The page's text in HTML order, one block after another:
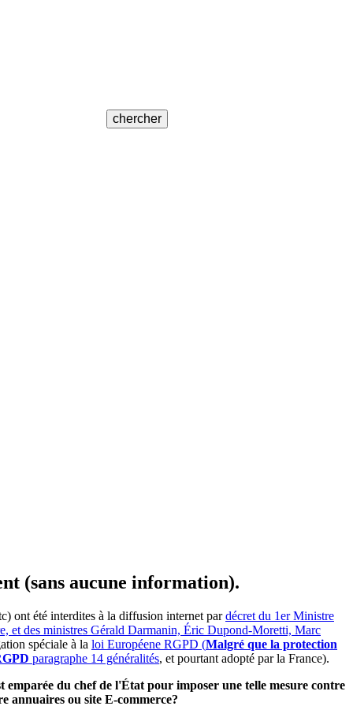
(sans aucune information).
ont été interdites à la diffusion internet pardécret du 1er Ministre
et des ministres Gérald Darmanin, Éric Dupond-Moretti, Marc
spéciale à la loi Européene RGPD (Malgré que la protection
paragraphe 14 généralités, et pourtant adopté par la France).
du chef de l'État pour imposer une telle mesure contre
annuaires ou site E-commerce?